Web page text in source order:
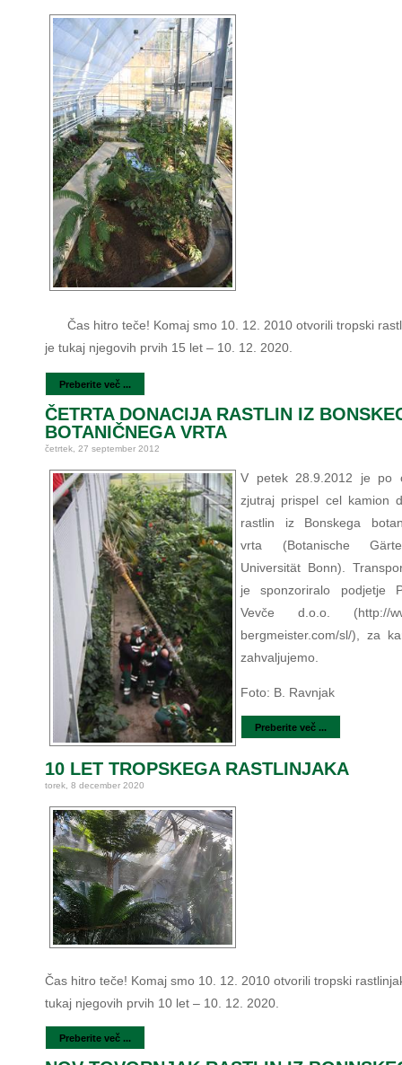
Čas hitro teče! Komaj smo 10. 12. 2010 otvorili tropski
je tukaj njegovih prvih 15 let – 10. 12. 2020.
Preberite več ...
ČETRTA DONACIJA RASTLIN IZ
BOTANIČNEGA VRTA
četrtek, 27 september 2012
V petek 28.9.2012 je po
zjutraj prispel cel kamion
rastlin iz Bonskega
vrta (Botanische
Universität Bonn).
je sponzoriralo podjetje
Vevče d.o.o. (http://
bergmeister.com/sl/), za
zahvaljujemo.
Foto: B. Ravnjak
Preberite več ...
10 LET TROPSKEGA RASTLINJAKA
torek, 8 december 2020
Čas hitro teče! Komaj smo 10. 12. 2010 otvorili tropski
tukaj njegovih prvih 10 let – 10. 12. 2020.
Preberite več ...